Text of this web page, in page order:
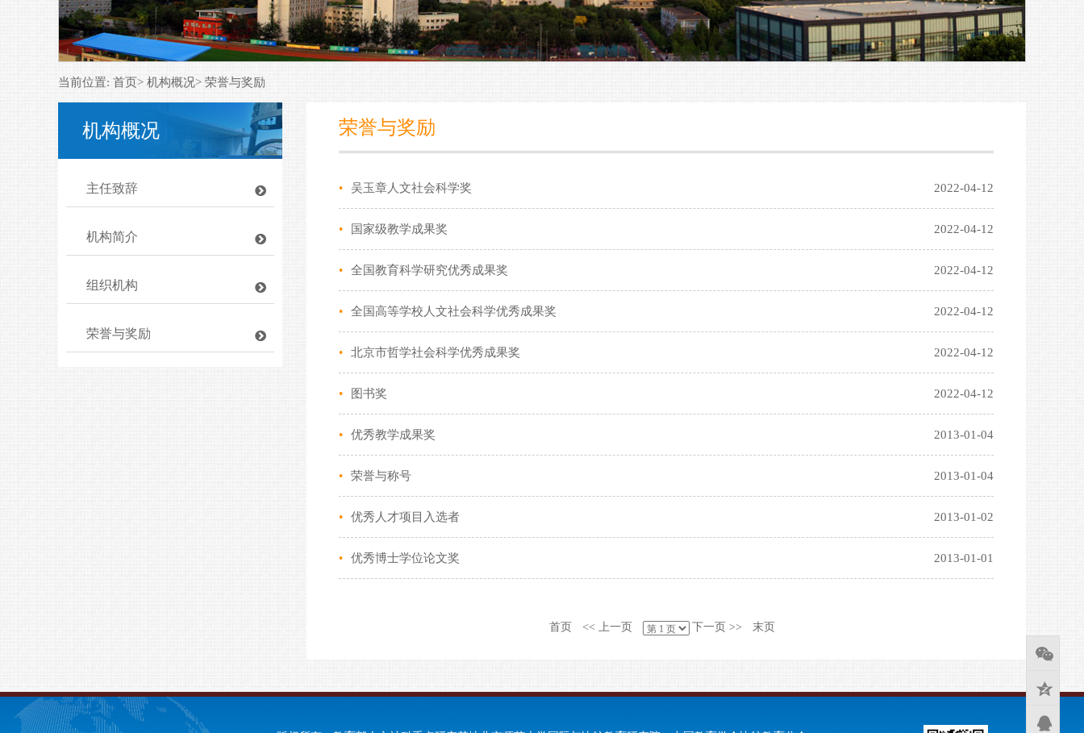
当前位置: 首页> 机构概况> 荣誉与奖励
机构概况
主任致辞
机构简介
组织机构
荣誉与奖励
荣誉与奖励
• 吴玉章人文社会科学奖 2022-04-12
• 国家级教学成果奖 2022-04-12
• 全国教育科学研究优秀成果奖 2022-04-12
• 全国高等学校人文社会科学优秀成果奖 2022-04-12
• 北京市哲学社会科学优秀成果奖 2022-04-12
• 图书奖 2022-04-12
• 优秀教学成果奖 2013-01-04
• 荣誉与称号 2013-01-04
• 优秀人才项目入选者 2013-01-02
• 优秀博士学位论文奖 2013-01-01
首页 << 上一页 下一页 >> 末页